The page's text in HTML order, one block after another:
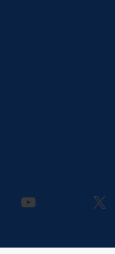
youtube X